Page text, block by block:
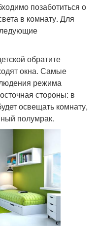
позаботиться о
в комнату. Для
обратите
окна. Самые
режима
стороны: в
освещать комнату,
полумрак.